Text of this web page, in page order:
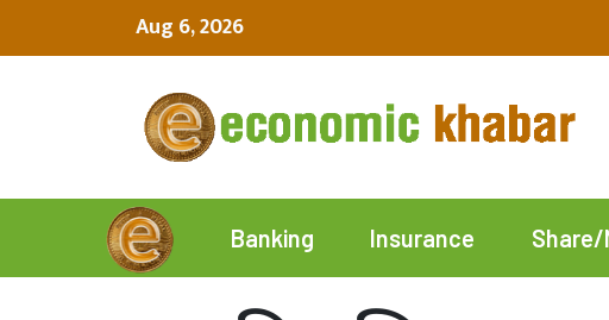
Aug 6, 2026
Banking Insurance Share/